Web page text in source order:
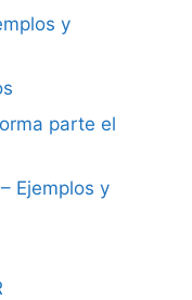
y
parte el
Ejemplos y